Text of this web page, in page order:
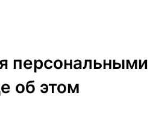
персональными
об этом